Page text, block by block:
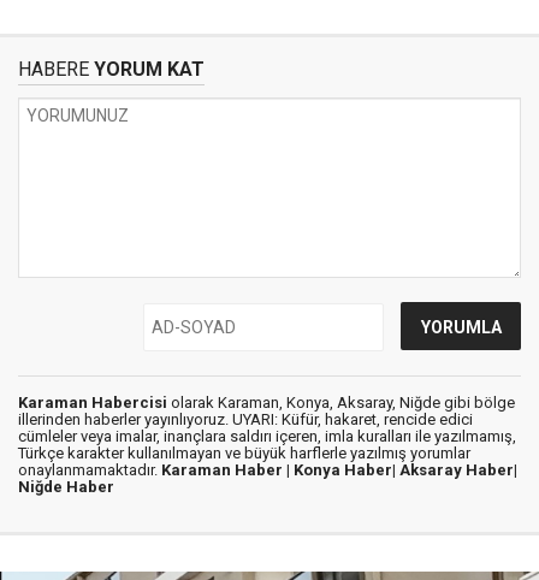
HABERE YORUM KAT
Karaman Habercisi olarak Karaman, Konya, Aksaray, Niğde gibi bölge
illerinden haberler yayınlıyoruz. UYARI: Küfür, hakaret, rencide edici
cümleler veya imalar, inançlara saldırı içeren, imla kuralları ile yazılmamış,
Türkçe karakter kullanılmayan ve büyük harflerle yazılmış yorumlar
onaylanmamaktadır. Karaman Haber | Konya Haber| Aksaray Haber|
Niğde Haber